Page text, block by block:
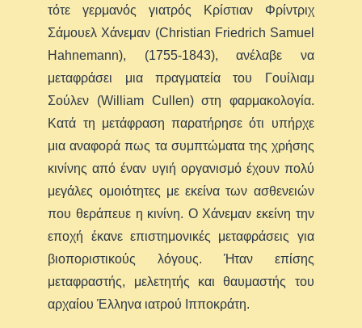
τότε γερμανός γιατρός Κρίστιαν Φρίντριχ
Σάμουελ Χάνεμαν (Christian Friedrich Samuel
Hahnemann), (1755-1843), ανέλαβε να
μεταφράσει μια πραγματεία του Γουίλιαμ
Σούλεν (William Cullen) στη φαρμακολογία.
Κατά τη μετάφραση παρατήρησε ότι υπήρχε
μια αναφορά πως τα συμπτώματα της χρήσης
κινίνης από έναν υγιή οργανισμό έχουν πολύ
μεγάλες ομοιότητες με εκείνα των ασθενειών
που θεράπευε η κινίνη. Ο Χάνεμαν εκείνη την
εποχή έκανε επιστημονικές μεταφράσεις για
βιοποριστικούς λόγους. Ήταν επίσης
μεταφραστής, μελετητής και θαυμαστής του
αρχαίου Έλληνα ιατρού Ιπποκράτη.